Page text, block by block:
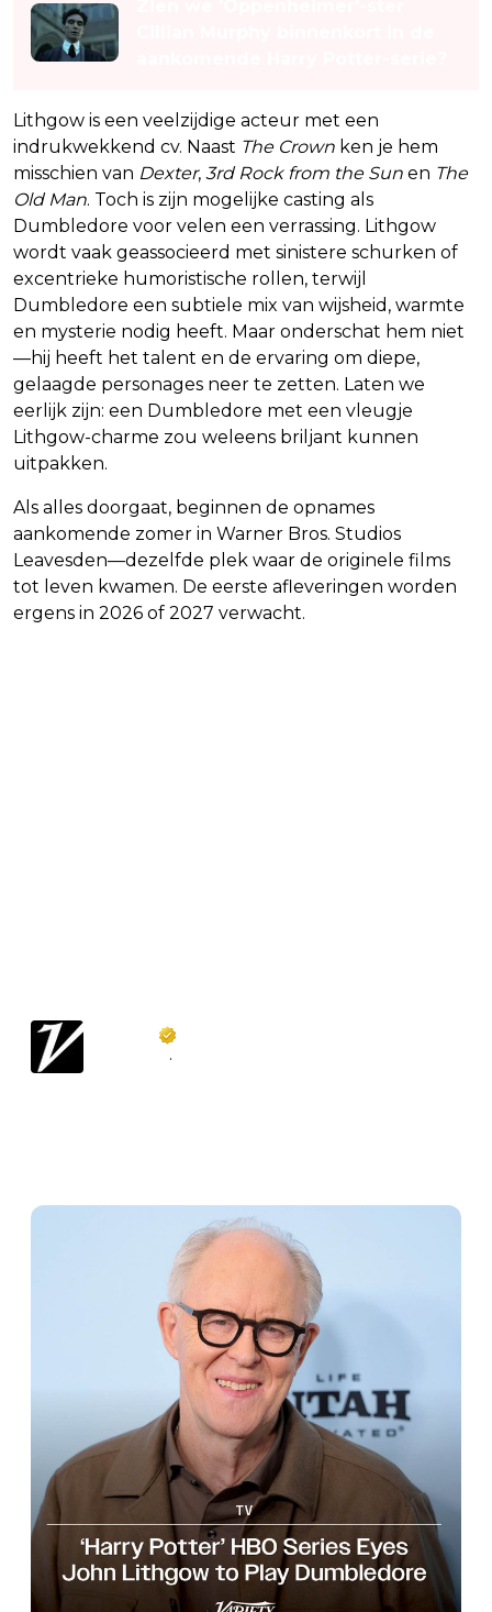
Lithgow is een veelzijdige acteur met een
indrukwekkend cv. Naast The Crown ken je hem
misschien van Dexter, 3rd Rock from the Sun en The
Old Man. Toch is zijn mogelijke casting als
Dumbledore voor velen een verrassing. Lithgow
wordt vaak geassocieerd met sinistere schurken of
excentrieke humoristische rollen, terwijl
Dumbledore een subtiele mix van wijsheid, warmte
en mysterie nodig heeft. Maar onderschat hem niet
—hij heeft het talent en de ervaring om diepe,
gelaagde personages neer te zetten. Laten we
eerlijk zijn: een Dumbledore met een vleugje
Lithgow-charme zou weleens briljant kunnen
uitpakken.
Als alles doorgaat, beginnen de opnames
aankomende zomer in Warner Bros. Studios
Leavesden—dezelfde plek waar de originele films
tot leven kwamen. De eerste afleveringen worden
ergens in 2026 of 2027 verwacht.
·